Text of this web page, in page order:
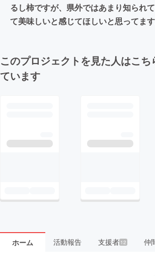
るし柿ですが、県外ではあまり知られ
て美味しいと感じてほしいと思ってます
このプロジェクトを見た人はこち
ています
ホーム 活動報告 支援者 12 仲